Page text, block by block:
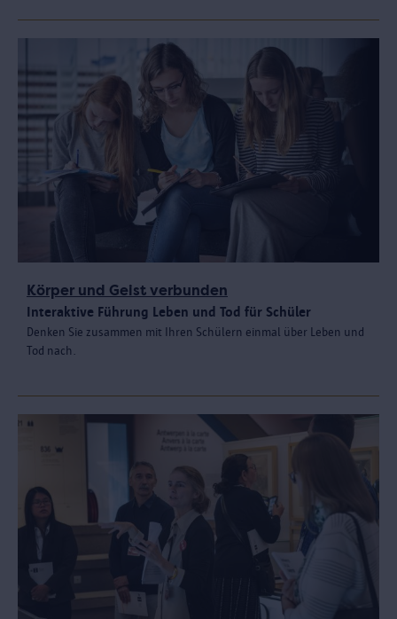
Körper und Geist verbunden
Interaktive Führung Leben und Tod für Schüler
Denken Sie zusammen mit Ihren Schülern einmal über Leben und
Tod nach.